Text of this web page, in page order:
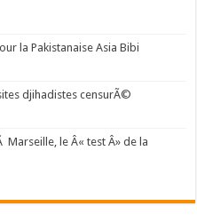
la Pakistanaise Asia Bibi
djihadistes censurÃ©
le Â« test Â» de la